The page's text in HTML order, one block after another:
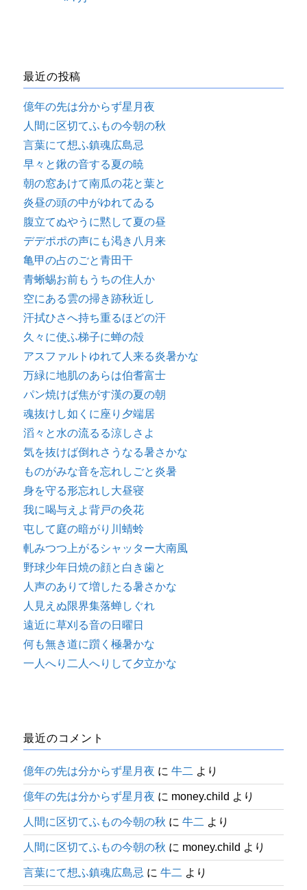
最近の投稿
億年の先は分からず星月夜
人間に区切てふもの今朝の秋
言葉にて想ふ鎮魂広島忌
早々と鍬の音する夏の暁
朝の窓あけて南瓜の花と葉と
炎昼の頭の中がゆれてゐる
腹立てぬやうに黙して夏の昼
デデポポの声にも渇き八月来
亀甲の占のごと青田干
青蜥蜴お前もうちの住人か
空にある雲の掃き跡秋近し
汗拭ひさへ持ち重るほどの汗
久々に使ふ梯子に蝉の殻
アスファルトゆれて人来る炎暑かな
万緑に地肌のあらは伯耆富士
パン焼けば焦がす漢の夏の朝
魂抜けし如くに座り夕端居
滔々と水の流るる涼しさよ
気を抜けば倒れさうなる暑さかな
ものがみな音を忘れしごと炎暑
身を守る形忘れし大昼寝
我に喝与えよ背戸の灸花
屯して庭の暗がり川蜻蛉
軋みつつ上がるシャッター大南風
野球少年日焼の顔と白き歯と
人声のありて増したる暑さかな
人見えぬ限界集落蝉しぐれ
遠近に草刈る音の日曜日
何も無き道に躓く極暑かな
一人へり二人へりして夕立かな
最近のコメント
億年の先は分からず星月夜 に牛二 より
億年の先は分からず星月夜 に money.child より
人間に区切てふもの今朝の秋 に牛二 より
人間に区切てふもの今朝の秋 に money.child より
言葉にて想ふ鎮魂広島忌 に牛二 より